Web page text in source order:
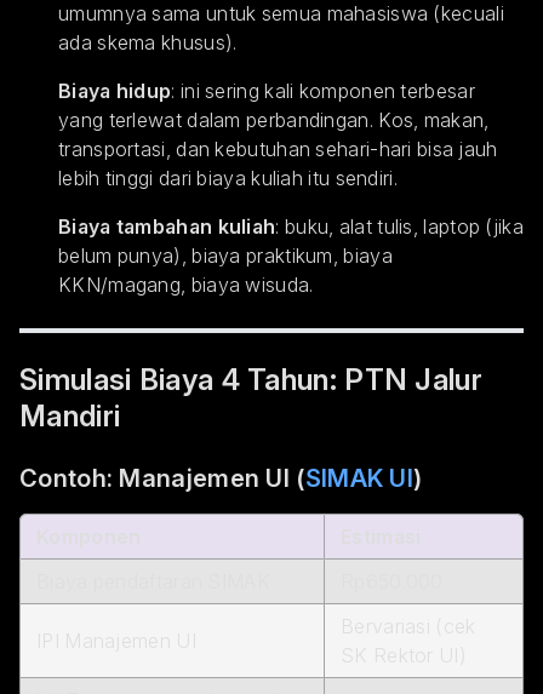
umumnya sama untuk semua mahasiswa (kecuali
ada skema khusus).
Biaya hidup: ini sering kali komponen terbesar
yang terlewat dalam perbandingan. Kos, makan,
transportasi, dan kebutuhan sehari-hari bisa jauh
lebih tinggi dari biaya kuliah itu sendiri.
Biaya tambahan kuliah: buku, alat tulis, laptop (jika
belum punya), biaya praktikum, biaya
KKN/magang, biaya wisuda.
Simulasi Biaya 4 Tahun: PTN Jalur
Mandiri
Contoh: Manajemen UI (SIMAK UI)